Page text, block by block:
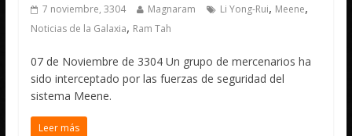
7 noviembre, 3304 Magnaram Li Yong-Rui, Meene,
Noticias de la Galaxia, Ram Tah
07 de Noviembre de 3304 Un grupo de mercenarios ha
sido interceptado por las fuerzas de seguridad del
sistema Meene.
Leer más